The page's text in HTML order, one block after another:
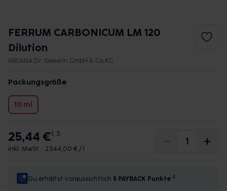
FERRUM CARBONICUM LM 120
Dilution
ARCANA Dr. Sewerin GmbH & Co.KG
Packungsgröße
10 ml
25,44 €1, 3
inkl. MwSt. • 2.544,00 € / l
Du erhältst voraussichtlich 5 PAYBACK Punkte 4